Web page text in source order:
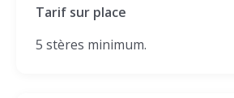
Tarif sur place
5 stères minimum.